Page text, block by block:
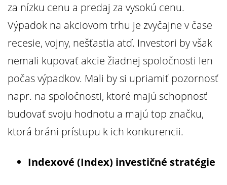
za nízku cenu a predaj za vysokú cenu.
Výpadok na akciovom trhu je zvyčajne v čase
recesie, vojny, nešťastia atď. Investori by však
nemali kupovať akcie žiadnej spoločnosti len
počas výpadkov. Mali by si upriamiť pozornosť
napr. na spoločnosti, ktoré majú schopnosť
budovať svoju hodnotu a majú top značku,
ktorá bráni prístupu k ich konkurencii.
Indexové (Index) investičné stratégie